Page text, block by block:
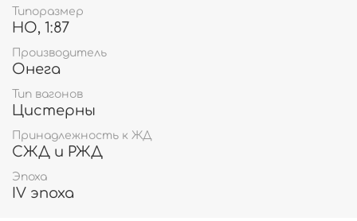
Типоразмер
HO, 1:87
Производитель
Онега
Тип вагонов
Цистерны
Принадлежность к ЖД
СЖД и РЖД
Эпоха
IV эпоха